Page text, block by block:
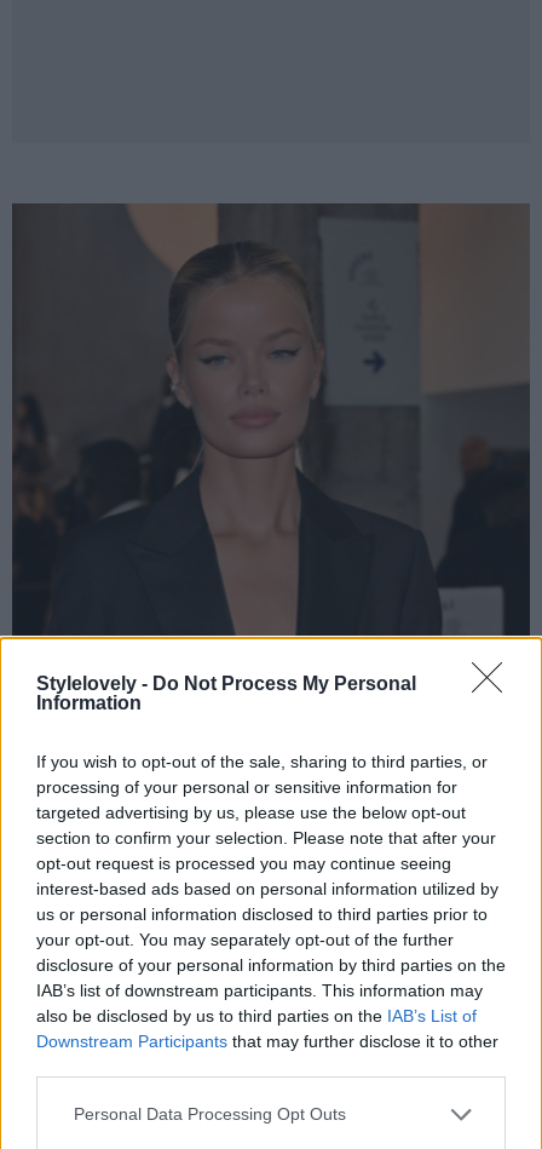
Stylelovely - Do Not Process My Personal
Information
If you wish to opt-out of the sale, sharing to third parties, or
processing of your personal or sensitive information for
targeted advertising by us, please use the below opt-out
section to confirm your selection. Please note that after your
opt-out request is processed you may continue seeing
interest-based ads based on personal information utilized by
us or personal information disclosed to third parties prior to
your opt-out. You may separately opt-out of the further
disclosure of your personal information by third parties on the
IAB’s list of downstream participants. This information may
also be disclosed by us to third parties on the IAB’s List of
Downstream Participants that may further disclose it to other
Personal Data Processing Opt Outs
Frida Aasen en el desfile de Elie Saab.